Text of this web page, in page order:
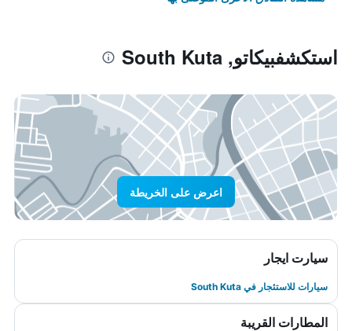
استكشفبيكاتو, South Kuta
اعرض على الخريطة
سيارت ايجار
سيارات للاستئجار في South Kuta
المطارات القريبة